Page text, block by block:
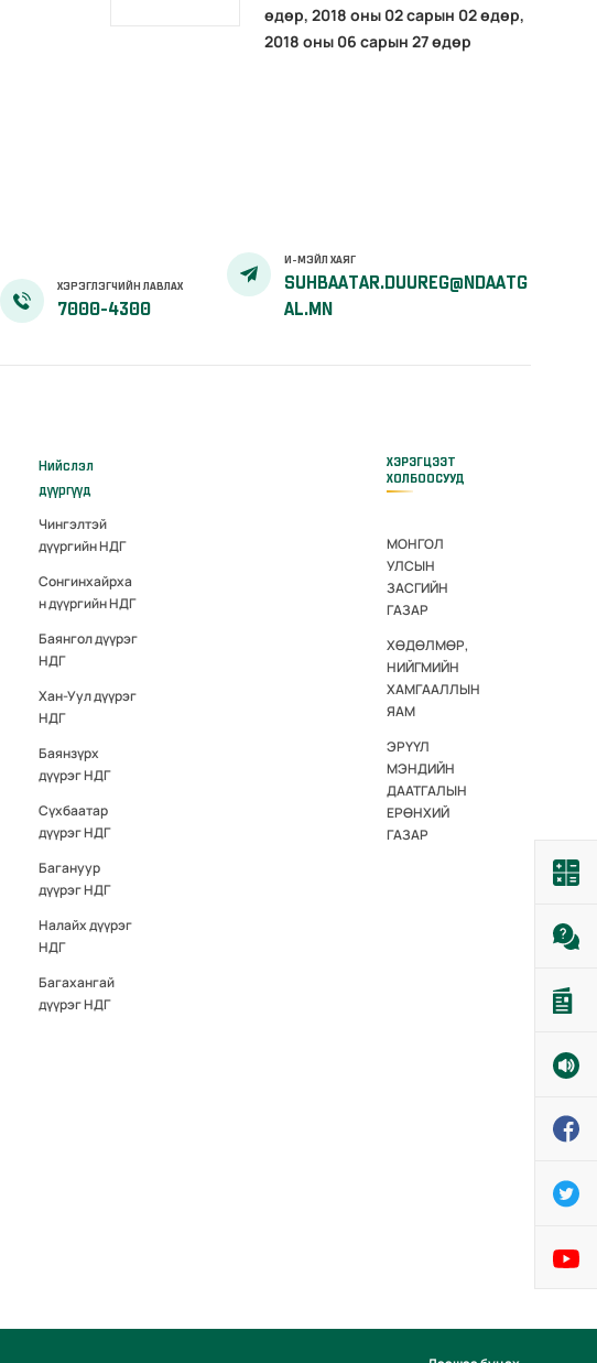
өдөр, 2018 оны 02 сарын 02 өдөр,
2018 оны 06 сарын 27 өдөр
ХЭРЭГЛЭГЧИЙН ЛАВЛАХ
7000-4300
И-МЭЙЛ ХАЯГ
SUHBAATAR.DUUREG@NDAATG
AL.MN
Нийслэл
дүүргүүд
Чингэлтэй
дүүргийн НДГ
Сонгинхайрха
н дүүргийн НДГ
Баянгол дүүрэг
НДГ
Хан-Уул дүүрэг
НДГ
Баянзүрх
дүүрэг НДГ
Сүхбаатар
дүүрэг НДГ
Багануур
дүүрэг НДГ
Налайх дүүрэг
НДГ
Багахангай
дүүрэг НДГ
ХЭРЭГЦЭЭТ
ХОЛБООСУУД
МОНГОЛ
УЛСЫН
ЗАСГИЙН
ГАЗАР
ХӨДӨЛМӨР,
НИЙГМИЙН
ХАМГААЛЛЫН
ЯАМ
ЭРҮҮЛ
МЭНДИЙН
ДААТГАЛЫН
ЕРӨНХИЙ
ГАЗАР